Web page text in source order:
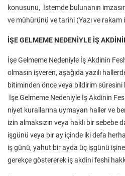
konusunu, İstemde bulunanın
ve mühürünü ve tarihi (Yazı ve rakam
İŞE GELMEME NEDENİYLE İŞ
İşe Gelmeme Nedeniyle İş Akdinin
olmasın işveren, aşağıda yazılı
bitiminden önce veya bildirim
İşe Gelmeme Nedeniyle İş Akdinin
niyet kurallarına uymayan haller ve
izin almaksızın veya haklı bir sebebe
işgünü veya bir ay içinde iki defa
iş günü, yahut bir ayda üç işgünü
gerekçe göstererek iş akdini feshi